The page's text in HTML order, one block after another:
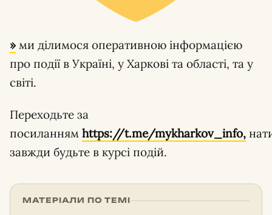
» ми ділимося оперативною інформацією
про події в Україні, у Харкові та області, та у
світі.
Переходьте за
посиланням https://t.me/mykharkov_info,
завжди будьте в курсі подій.
МАТЕРІАЛИ ПО ТЕМІ